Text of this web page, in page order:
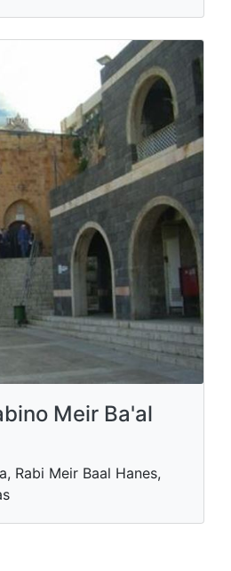
Meir Ba'al
Rabi Meir Baal Hanes,